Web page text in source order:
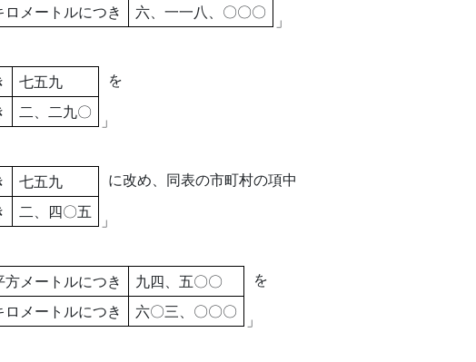
ロメートルにつき 六、一一八、〇〇〇 」
七五九
二、二九〇 」
を
七五九
二、四〇五 」
に改め、同表の市町村の項中
方メートルにつき
九四、五〇〇
ロメートルにつき 六〇三、〇〇〇 」
を